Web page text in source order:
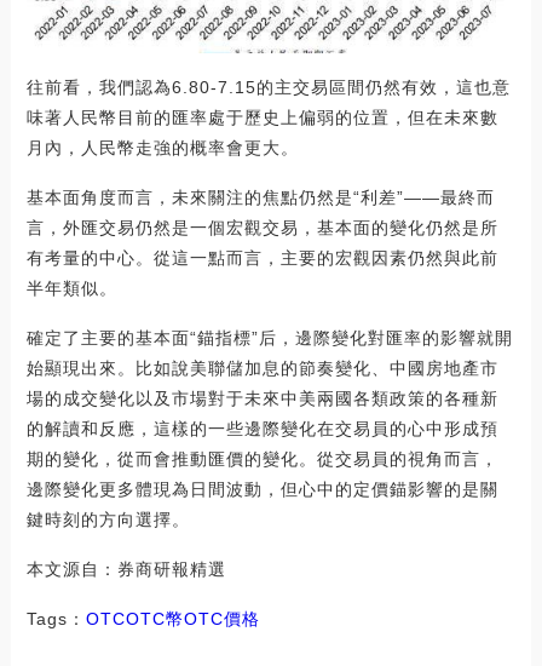
往前看，我們認為6.80-7.15的主交易區間仍然有效，這也意
味著人民幣目前的匯率處于歷史上偏弱的位置，但在未來數
月內，人民幣走強的概率會更大。
基本面角度而言，未來關注的焦點仍然是“利差”——最終而
言，外匯交易仍然是一個宏觀交易，基本面的變化仍然是所
有考量的中心。從這一點而言，主要的宏觀因素仍然與此前
半年類似。
確定了主要的基本面“錨指標”后，邊際變化對匯率的影響就開
始顯現出來。比如說美聯儲加息的節奏變化、中國房地產市
場的成交變化以及市場對于未來中美兩國各類政策的各種新
的解讀和反應，這樣的一些邊際變化在交易員的心中形成預
期的變化，從而會推動匯價的變化。從交易員的視角而言，
邊際變化更多體現為日間波動，但心中的定價錨影響的是關
鍵時刻的方向選擇。
本文源自：券商研報精選
Tags： OTCOTC幣OTC價格